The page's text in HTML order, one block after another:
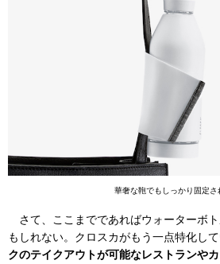
華奢な鞄でもしっかり固定さ
さて、ここまでであればウォーターボ
もしれない。クロスカがもう一点特化して
クのテイクアウトが可能なレストランや